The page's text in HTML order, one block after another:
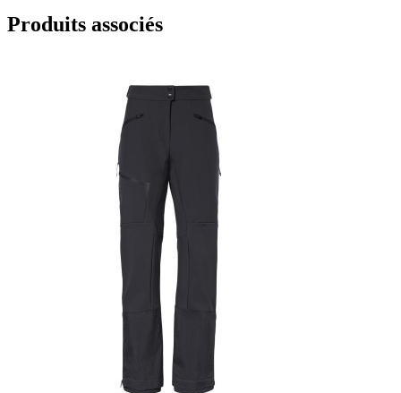
Produits associés